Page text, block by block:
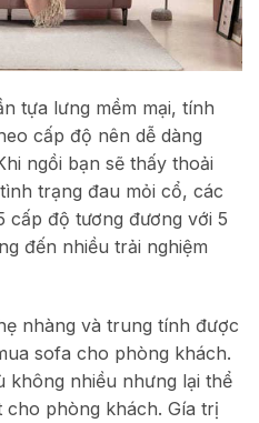
tựa lưng mềm mại, tính
cấp độ nên dễ dàng
ngồi bạn sẽ thấy thoải
trạng đau mỏi cổ, các
cấp độ tương đương với 5
đến nhiều trải nghiệm
nhàng và trung tính được
sofa cho phòng khách.
không nhiều nhưng lại thể
phòng khách. Gía trị